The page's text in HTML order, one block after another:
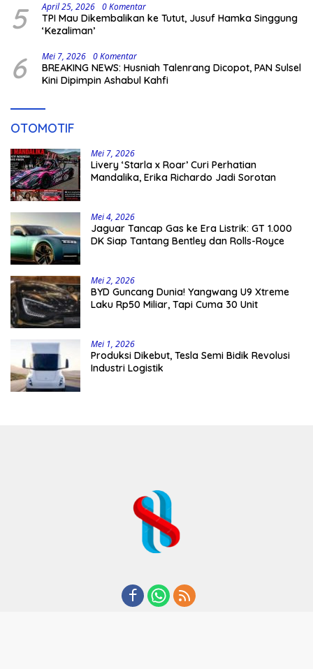
5 April 25, 2026 0 Komentar
TPI Mau Dikembalikan ke Tutut, Jusuf Hamka Singgung
‘Kezaliman’
6 Mei 7, 2026 0 Komentar
BREAKING NEWS: Husniah Talenrang Dicopot, PAN Sulsel
Kini Dipimpin Ashabul Kahfi
OTOMOTIF
Mei 7, 2026
Livery ‘Starla x Roar’ Curi Perhatian
Mandalika, Erika Richardo Jadi Sorotan
Mei 4, 2026
Jaguar Tancap Gas ke Era Listrik: GT 1.000
DK Siap Tantang Bentley dan Rolls-Royce
Mei 2, 2026
BYD Guncang Dunia! Yangwang U9 Xtreme
Laku Rp50 Miliar, Tapi Cuma 30 Unit
Mei 1, 2026
Produksi Dikebut, Tesla Semi Bidik Revolusi
Industri Logistik